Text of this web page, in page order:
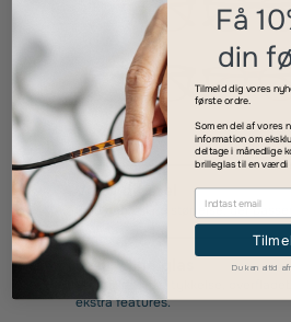
Vælg dit stel
Find den stil og størrelse, der
Vælg dine glas
Vælg glastype, tykkelse,
ekstra features.
Få
din
Tilmeld dig vores
første ordre.
Som en del af vores
information om
deltage i månedlige
brilleglas til en værdi
Du kan altid